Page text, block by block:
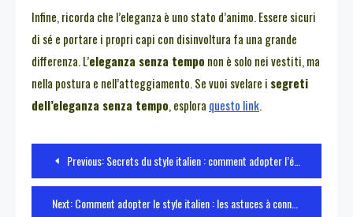
Infine, ricorda che l’eleganza è uno stato d’animo. Essere sicuri
di sé e portare i propri capi con disinvoltura fa una grande
differenza. L’eleganza senza tempo non è solo nei vestiti, ma
nella postura e nell’atteggiamento. Se vuoi svelare i segreti
dell’eleganza senza tempo, esplora questo link.
Navigazione
articoli
Previous:Secrets du style italien : comment adopter l’élégance à l’italienne
Next:Comment adopter le style italien : les astuces à connaître